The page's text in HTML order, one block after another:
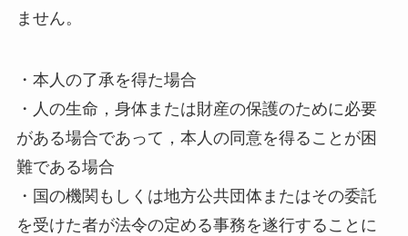
ません。
・本人の了承を得た場合
・人の生命，身体または財産の保護のために必要
がある場合であって，本人の同意を得ることが困
難である場合
・国の機関もしくは地方公共団体またはその委託
を受けた者が法令の定める事務を遂行することに